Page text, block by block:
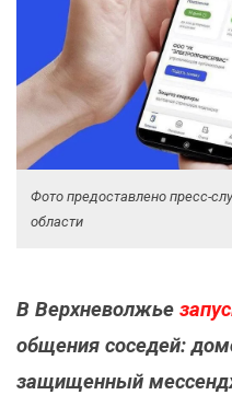
Фото предоставлено пресс-
области
В Верхневолжье
общения соседей:
защищенный